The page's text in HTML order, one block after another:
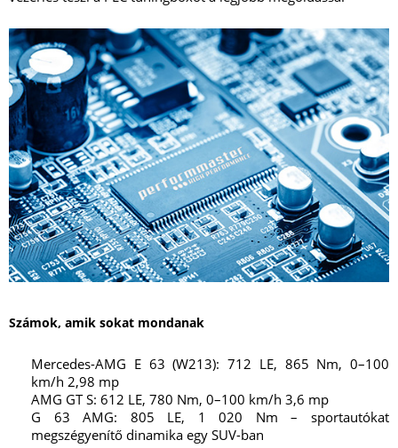
Számok, amik sokat mondanak
Mercedes-AMG E 63 (W213): 712 LE, 865 Nm, 0–100
km/h 2,98 mp
AMG GT S: 612 LE, 780 Nm, 0–100 km/h 3,6 mp
G 63 AMG: 805 LE, 1 020 Nm – sportautókat
megszégyenítő dinamika egy SUV-ban